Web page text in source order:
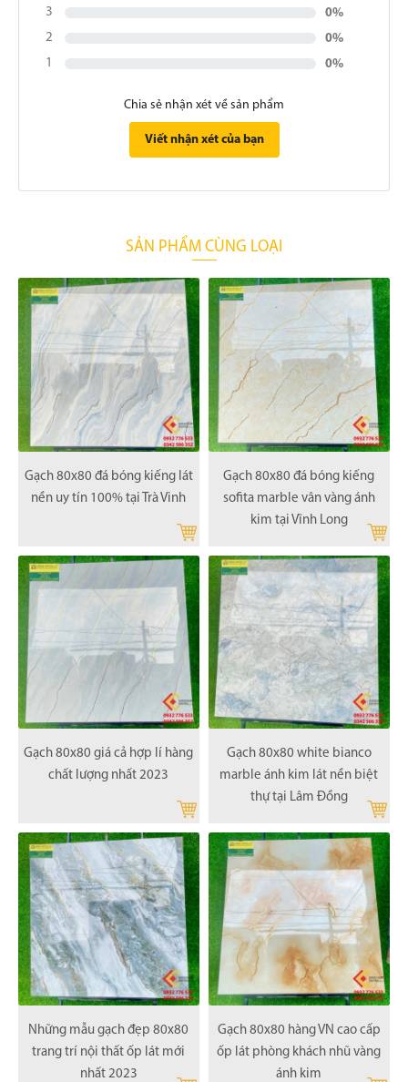
3
0%
2
0%
1
0%
Chia sẻ nhận xét về sản phẩm
Viết nhận xét của bạn
SẢN PHẨM CÙNG LOẠI
Gạch 80x80 đá bóng kiếng lát
nền uy tín 100% tại Trà Vinh
Gạch 80x80 đá bóng kiếng
sofita marble vân vàng ánh
kim tại Vĩnh Long
Gạch 80x80 giá cả hợp lí hàng
chất lượng nhất 2023
Gạch 80x80 white bianco
marble ánh kim lát nền biệt
thự tại Lâm Đồng
Những mẫu gạch đẹp 80x80
trang trí nội thất ốp lát mới
nhất 2023
Gạch 80x80 hàng VN cao cấp
ốp lát phòng khách nhũ vàng
ánh kim